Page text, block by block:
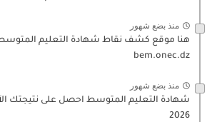
منذ بضع شهور
bem.onec.dz
منذ بضع شهور
2026